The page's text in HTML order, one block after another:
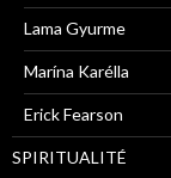
Lama Gyurme
Marína Karélla
Erick Fearson
SPIRITUALITÉ